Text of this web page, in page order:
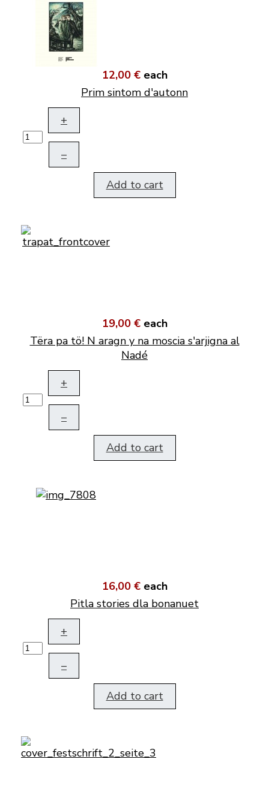
12,00 € each
Prim sintom d'autonn
+
–
Add to cart
19,00 € each
Tëra pa tö! N aragn y na moscia s'arjigna al
Nadé
+
–
Add to cart
16,00 € each
Pitla stories dla bonanuet
+
–
Add to cart